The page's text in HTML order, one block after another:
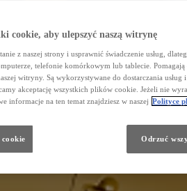
cookie, aby ulepszyć naszą witrynę
z naszej strony i usprawnić świadczenie usług,
telefonie komórkowym lub tablecie.
witryny. Są wykorzystywane do dostarczania usług
akceptację wszystkich plików cookie. Jeżeli nie
informacje na ten temat znajdziesz w naszej Polityce
Odrzuć